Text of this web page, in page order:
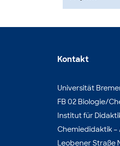
Kontakt
Universität
FB 02 Biologie/
Institut für
Chemiedidaktik –
Leobener Straße